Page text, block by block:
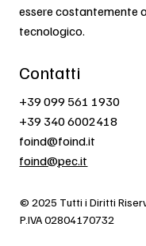
essere costantemente
tecnologico.
Contatti
+39 099 561 1930
+39 340 6002418
foind@foind.it
foind@pec.it
© 2025 Tutti i Diritti
P.IVA 02804170732